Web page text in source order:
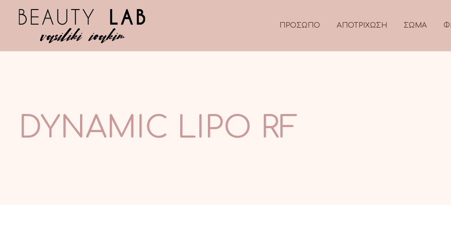
ΠΡΟΣΩΠΟ ΑΠΟΤΡΙΧΩΣΗ ΣΩΜΑ
DYNAMIC LIPO RF